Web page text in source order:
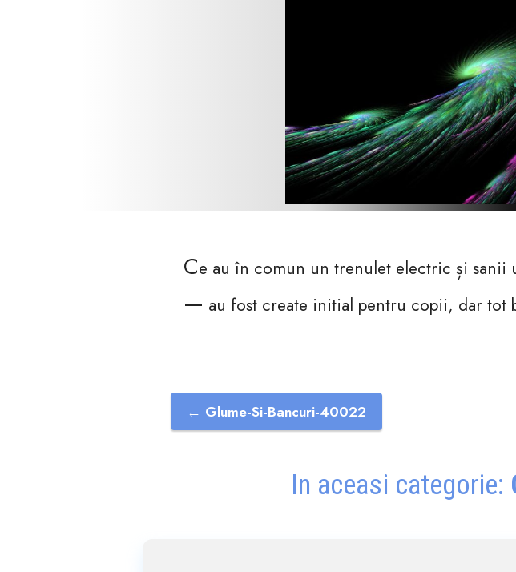
ce au în comun un trenulet electric și sanii
— au fost create initial pentru copii, dar tot
← Glume-Si-Bancuri-40022
In aceasi categorie: